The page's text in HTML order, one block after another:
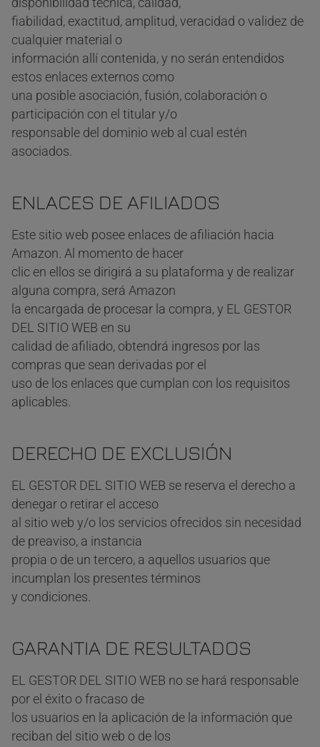
disponibilidad técnica, calidad,
fiabilidad, exactitud, amplitud, veracidad o validez de
cualquier material o
información allí contenida, y no serán entendidos
estos enlaces externos como
una posible asociación, fusión, colaboración o
participación con el titular y/o
responsable del dominio web al cual estén
asociados.
ENLACES DE AFILIADOS
Este sitio web posee enlaces de afiliación hacia
Amazon. Al momento de hacer
clic en ellos se dirigirá a su plataforma y de realizar
alguna compra, será Amazon
la encargada de procesar la compra, y EL GESTOR
DEL SITIO WEB en su
calidad de afiliado, obtendrá ingresos por las
compras que sean derivadas por el
uso de los enlaces que cumplan con los requisitos
aplicables.
DERECHO DE EXCLUSIÓN
EL GESTOR DEL SITIO WEB se reserva el derecho a
denegar o retirar el acceso
al sitio web y/o los servicios ofrecidos sin necesidad
de preaviso, a instancia
propia o de un tercero, a aquellos usuarios que
incumplan los presentes términos
y condiciones.
GARANTIA DE RESULTADOS
EL GESTOR DEL SITIO WEB no se hará responsable
por el éxito o fracaso de
los usuarios en la aplicación de la información que
reciban del sitio web o de los